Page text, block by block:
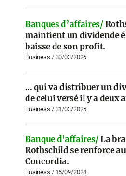
Banques d’affaires/
maintient un dividende
baisse de son profit.
Business / 30/03/2026
… qui va distribuer un
de celui versé il y a deux
Business / 31/03/2025
Banque d'affaires/La
Rothschild se renforce
Concordia.
Business / 16/09/2024